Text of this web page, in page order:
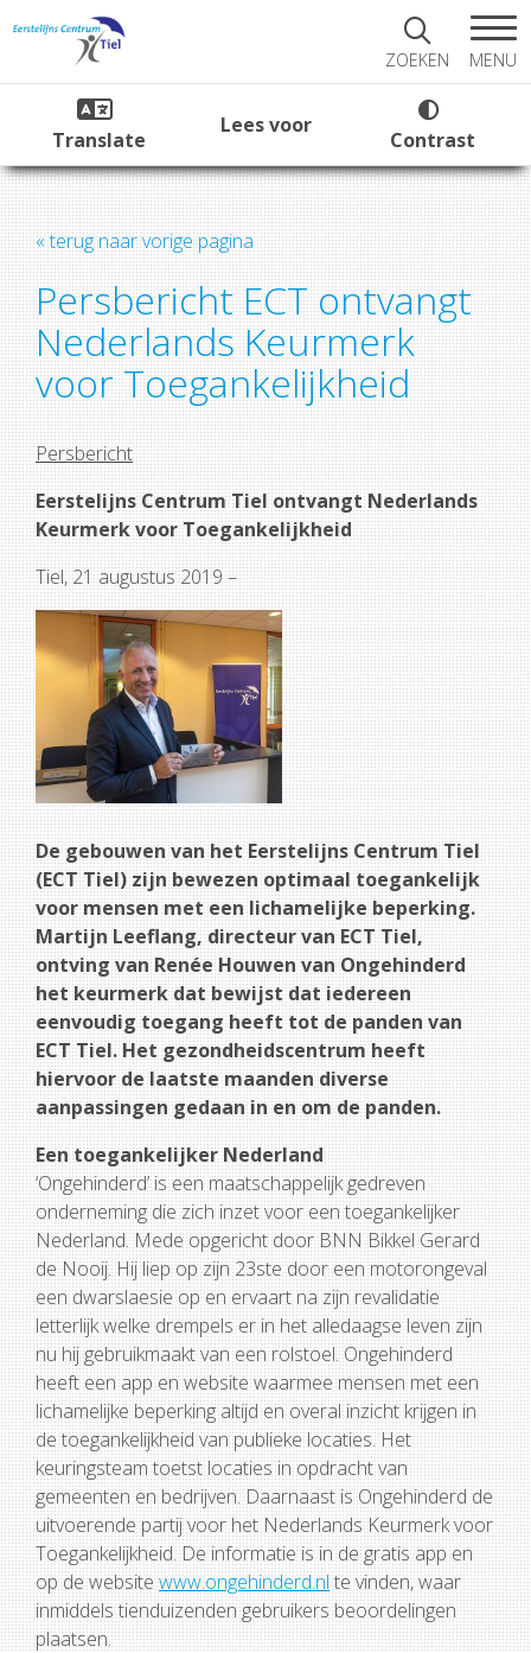
ZOEKEN MENU
Translate
Lees voor
Contrast
« terug naar vorige pagina
Persbericht ECT ontvangt
Nederlands Keurmerk
voor Toegankelijkheid
Persbericht
Eerstelijns Centrum Tiel ontvangt Nederlands
Keurmerk voor Toegankelijkheid
Tiel, 21 augustus 2019 –
De gebouwen van het Eerstelijns Centrum Tiel
(ECT Tiel) zijn bewezen optimaal toegankelijk
voor mensen met een lichamelijke beperking.
Martijn Leeflang, directeur van ECT Tiel,
ontving van Renée Houwen van Ongehinderd
het keurmerk dat bewijst dat iedereen
eenvoudig toegang heeft tot de panden van
ECT Tiel. Het gezondheidscentrum heeft
hiervoor de laatste maanden diverse
aanpassingen gedaan in en om de panden.
Een toegankelijker Nederland
‘Ongehinderd’ is een maatschappelijk gedreven
onderneming die zich inzet voor een toegankelijker
Nederland. Mede opgericht door BNN Bikkel Gerard
de Nooij. Hij liep op zijn 23ste door een motorongeval
een dwarslaesie op en ervaart na zijn revalidatie
letterlijk welke drempels er in het alledaagse leven zijn
nu hij gebruikmaakt van een rolstoel. Ongehinderd
heeft een app en website waarmee mensen met een
lichamelijke beperking altijd en overal inzicht krijgen in
de toegankelijkheid van publieke locaties. Het
keuringsteam toetst locaties in opdracht van
gemeenten en bedrijven. Daarnaast is Ongehinderd de
uitvoerende partij voor het Nederlands Keurmerk voor
Toegankelijkheid. De informatie is in de gratis app en
op de websitewww.ongehinderd.nlte vinden, waar
inmiddels tienduizenden gebruikers beoordelingen
plaatsen.